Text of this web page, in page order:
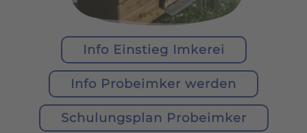
Info Einstieg Imkerei
Info Probeimker werden
Schulungsplan Probeimker